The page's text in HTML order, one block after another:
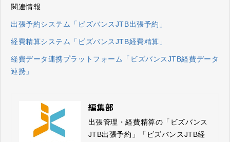
関連情報
出張予約システム「ビズバンスJTB出張予約」
経費精算システム「ビズバンスJTB経費精算」
経費データ連携プラットフォーム「ビズバンスJTB経費データ
連携」
編集部
出張管理・経費精算の「ビズバンス
JTB出張予約」「ビズバンスJTB経